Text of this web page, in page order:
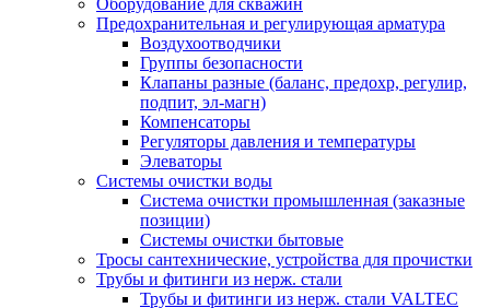
Оборудование для скважин
Предохранительная и регулирующая арматура
Воздухоотводчики
Группы безопасности
Клапаны разные (баланс, предохр, регулир,
подпит, эл-магн)
Компенсаторы
Регуляторы давления и температуры
Элеваторы
Системы очистки воды
Система очистки промышленная (заказные
позиции)
Системы очистки бытовые
Тросы сантехнические, устройства для прочистки
Трубы и фитинги из нерж. стали
Трубы и фитинги из нерж. стали VALTEC